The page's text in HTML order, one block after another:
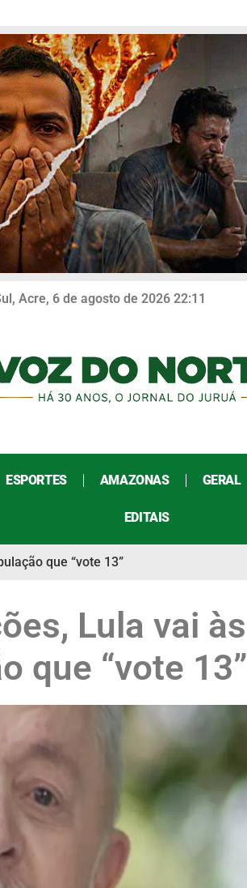
Acre, 6 de agosto de 2026 22:11
ESPORTES AMAZONAS GERAL
EDITAIS
que “vote 13”
Lula vai às
que “vote 13”